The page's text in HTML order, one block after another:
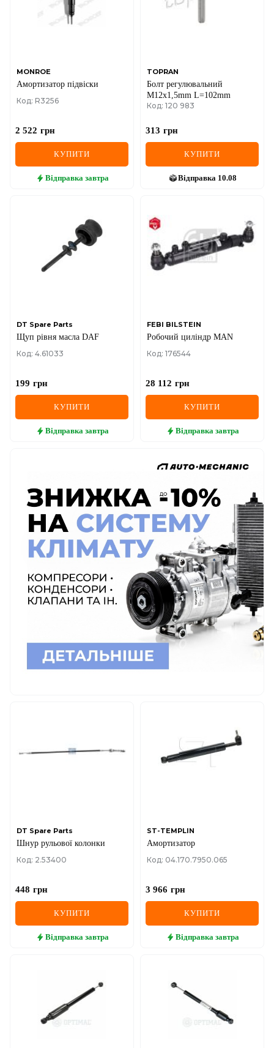
MONROE
Амортизатор підвіски
Код: R3256
2 522 грн
КУПИТИ
Відправка завтра
TOPRAN
Болт регулювальний
M12x1,5mm L=102mm
Код: 120 983
313 грн
КУПИТИ
Відправка 10.08
DT Spare Parts
Щуп рівня масла DAF
Код: 4.61033
199 грн
КУПИТИ
Відправка завтра
FEBI BILSTEIN
Робочий циліндр MAN
Код: 176544
28 112 грн
КУПИТИ
Відправка завтра
DT Spare Parts
Шнур рульової колонки
Код: 2.53400
448 грн
КУПИТИ
Відправка завтра
ST-TEMPLIN
Амортизатор
Код: 04.170.7950.065
3 966 грн
КУПИТИ
Відправка завтра